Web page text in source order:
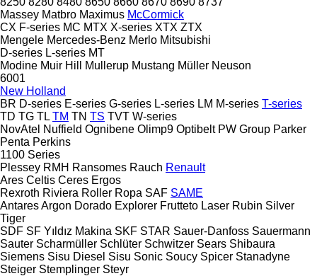
Massey Matbro Maximus McCormick
CX F-series MC MTX X-series XTX ZTX
Mengele Mercedes-Benz Merlo Mitsubishi
D-series L-series MT
Modine Muir Hill Mullerup Mustang Müller Neuson
6001
New Holland
BR D-series E-series G-series L-series LM M-series T-series
TD TG TL TM TN TS TVT W-series
NovAtel Nuffield Ognibene Olimp9 Optibelt PW Group Parker
Penta Perkins
1100 Series
Plessey RMH Ransomes Rauch Renault
Ares Celtis Ceres Ergos
Rexroth Riviera Roller Ropa SAF SAME
AntaresArgon Dorado Explorer Frutteto Laser Rubin Silver
Tiger
SDF SF Yıldız Makina SKF STAR Sauer-Danfoss Sauermann
Sauter Scharmüller Schlüter Schwitzer Sears Shibaura
Siemens Sisu Diesel Sisu Sonic Soucy Spicer Stanadyne
Steiger Stemplinger Steyr